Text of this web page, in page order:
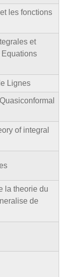
les fonctions
et
Equations
Lignes
of integral
la theorie du
de